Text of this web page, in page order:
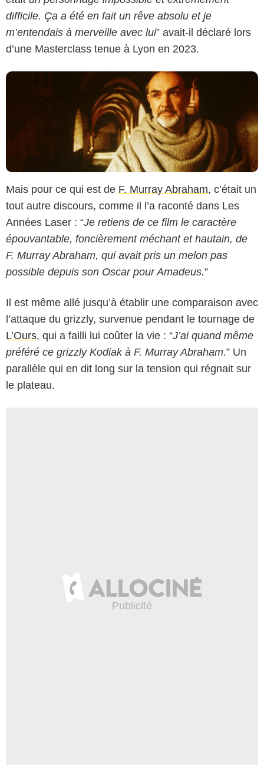
difficile. Ça a été en fait un rêve absolu et je
m’entendais à merveille avec lui” avait-il déclaré lors
d’une Masterclass tenue à Lyon en 2023.
Mais pour ce qui est de F. Murray Abraham, c’était un
tout autre discours, comme il l’a raconté dans Les
Années Laser : “Je retiens de ce film le caractère
épouvantable, foncièrement méchant et hautain, de
F. Murray Abraham, qui avait pris un melon pas
possible depuis son Oscar pour Amadeus.”
Il est même allé jusqu’à établir une comparaison avec
l’attaque du grizzly, survenue pendant le tournage de
L’Ours, qui a failli lui coûter la vie : “J’ai quand même
préféré ce grizzly Kodiak à F. Murray Abraham.” Un
parallèle qui en dit long sur la tension qui régnait sur
le plateau.